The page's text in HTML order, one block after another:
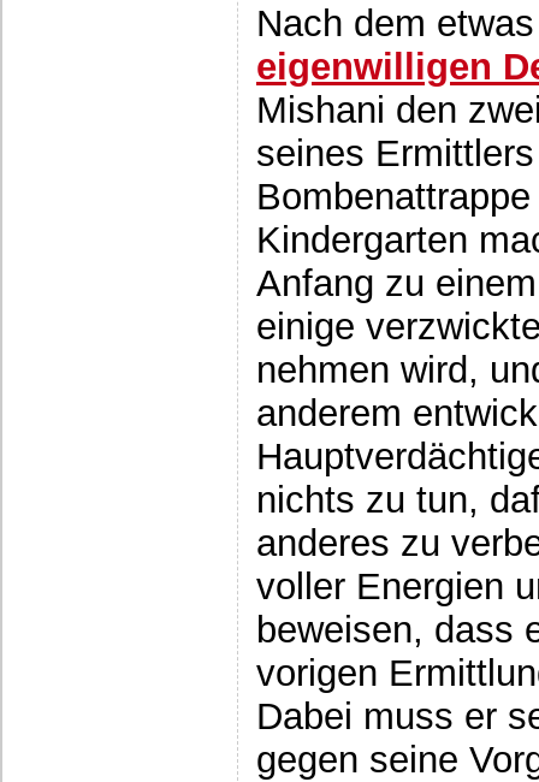
Nach dem etwas
eigenwilligen
Mishani den
seines
Kindergarten
Anfang zu
einige
nehmen wird,
anderem
nichts zu tun,
anderes zu
voller Energien
beweisen, dass
vorigen
Dabei muss er
gegen seine